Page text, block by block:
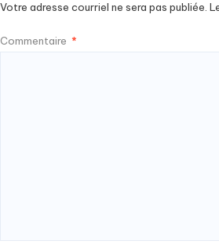
Votre adresse courriel ne sera pas publiée.
Commentaire *